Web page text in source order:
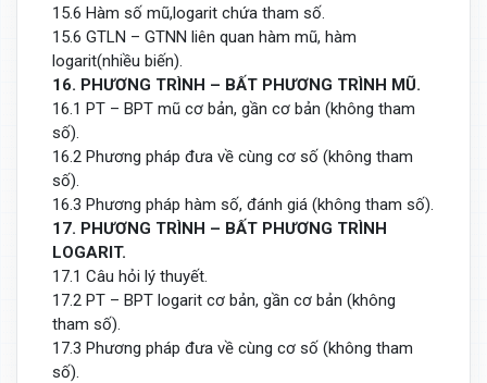
15.6 Hàm số mũ,logarit chứa tham số.
15.6 GTLN – GTNN liên quan hàm mũ, hàm
logarit(nhiều biến).
16. PHƯƠNG TRÌNH – BẤT PHƯƠNG TRÌNH MŨ.
16.1 PT – BPT mũ cơ bản, gần cơ bản (không tham
số).
16.2 Phương pháp đưa về cùng cơ số (không tham
số).
16.3 Phương pháp hàm số, đánh giá (không tham số).
17. PHƯƠNG TRÌNH – BẤT PHƯƠNG TRÌNH
LOGARIT.
17.1 Câu hỏi lý thuyết.
17.2 PT – BPT logarit cơ bản, gần cơ bản (không
tham số).
17.3 Phương pháp đưa về cùng cơ số (không tham
số).